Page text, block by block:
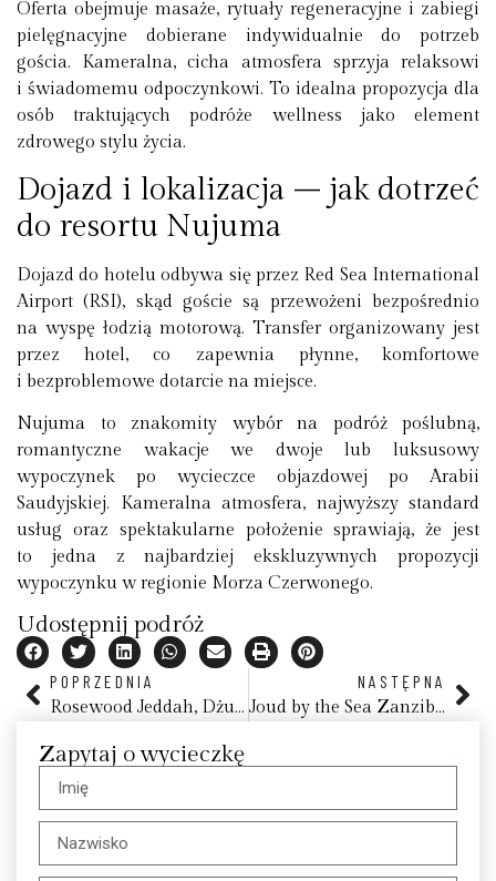
Oferta obejmuje masaże, rytuały regeneracyjne i zabiegi
pielęgnacyjne dobierane indywidualnie do potrzeb
gościa. Kameralna, cicha atmosfera sprzyja relaksowi
i świadomemu odpoczynkowi. To idealna propozycja dla
osób traktujących podróże wellness jako element
zdrowego stylu życia.
Dojazd i lokalizacja – jak dotrzeć
do resortu Nujuma
Dojazd do hotelu odbywa się przez Red Sea International
Airport (RSI), skąd goście są przewożeni bezpośrednio
na wyspę łodzią motorową. Transfer organizowany jest
przez hotel, co zapewnia płynne, komfortowe
i bezproblemowe dotarcie na miejsce.
Nujuma to znakomity wybór na podróż poślubną,
romantyczne wakacje we dwoje lub luksusowy
wypoczynek po wycieczce objazdowej po Arabii
Saudyjskiej. Kameralna atmosfera, najwyższy standard
usług oraz spektakularne położenie sprawiają, że jest
to jedna z najbardziej ekskluzywnych propozycji
wypoczynku w regionie Morza Czerwonego.
Udostępnij podróż
POPRZEDNIA
Rosewood Jeddah, Dżudda (Dżedda)
NASTĘPNA
Joud by the Sea Zanzibar
Zapytaj o wycieczkę